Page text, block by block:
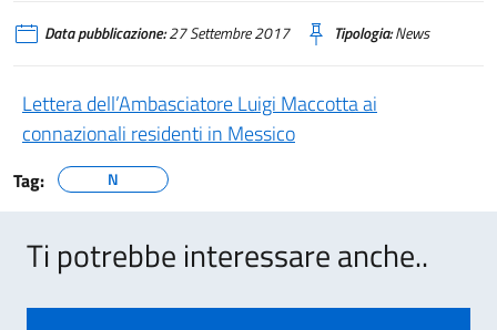
Data pubblicazione:27 Settembre 2017 Tipologia:News
Lettera dell’Ambasciatore Luigi Maccotta ai
connazionali residenti in Messico
Tag: N
Ti potrebbe interessare anche..